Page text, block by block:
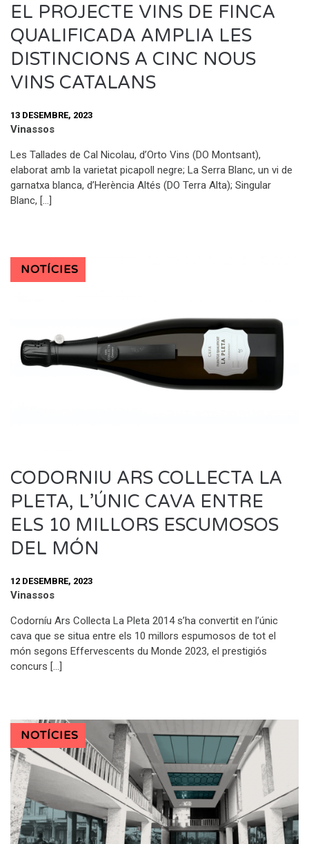
EL PROJECTE VINS DE FINCA
QUALIFICADA AMPLIA LES
DISTINCIONS A CINC NOUS
VINS CATALANS
13 DESEMBRE, 2023
Vinassos
Les Tallades de Cal Nicolau, d’Orto Vins (DO Montsant),
elaborat amb la varietat picapoll negre; La Serra Blanc, un vi de
garnatxa blanca, d’Herència Altés (DO Terra Alta); Singular
Blanc, […]
NOTÍCIES
CODORNIU ARS COLLECTA LA
PLETA, L’ÚNIC CAVA ENTRE
ELS 10 MILLORS ESCUMOSOS
DEL MÓN
12 DESEMBRE, 2023
Vinassos
Codorníu Ars Collecta La Pleta 2014 s’ha convertit en l’únic
cava que se situa entre els 10 millors espumosos de tot el
món segons Effervescents du Monde 2023, el prestigiós
concurs […]
NOTÍCIES